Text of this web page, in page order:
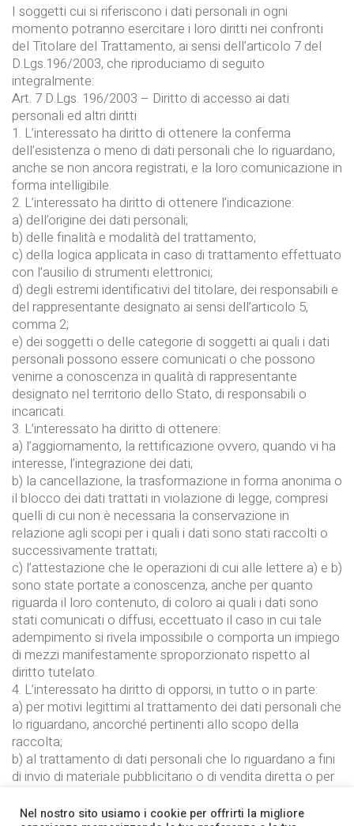
I soggetti cui si riferiscono i dati personali in ogni
momento potranno esercitare i loro diritti nei confronti
del Titolare del Trattamento, ai sensi dell’articolo 7 del
D.Lgs.196/2003, che riproduciamo di seguito
integralmente:
Art. 7 D.Lgs. 196/2003 – Diritto di accesso ai dati
personali ed altri diritti
1. L’interessato ha diritto di ottenere la conferma
dell’esistenza o meno di dati personali che lo riguardano,
anche se non ancora registrati, e la loro comunicazione in
forma intelligibile.
2. L’interessato ha diritto di ottenere l’indicazione:
a) dell’origine dei dati personali;
b) delle finalità e modalità del trattamento;
c) della logica applicata in caso di trattamento effettuato
con l’ausilio di strumenti elettronici;
d) degli estremi identificativi del titolare, dei responsabili e
del rappresentante designato ai sensi dell’articolo 5,
comma 2;
e) dei soggetti o delle categorie di soggetti ai quali i dati
personali possono essere comunicati o che possono
venirne a conoscenza in qualità di rappresentante
designato nel territorio dello Stato, di responsabili o
incaricati.
3. L’interessato ha diritto di ottenere:
a) l’aggiornamento, la rettificazione ovvero, quando vi ha
interesse, l’integrazione dei dati;
b) la cancellazione, la trasformazione in forma anonima o
il blocco dei dati trattati in violazione di legge, compresi
quelli di cui non è necessaria la conservazione in
relazione agli scopi per i quali i dati sono stati raccolti o
successivamente trattati;
c) l’attestazione che le operazioni di cui alle lettere a) e b)
sono state portate a conoscenza, anche per quanto
riguarda il loro contenuto, di coloro ai quali i dati sono
stati comunicati o diffusi, eccettuato il caso in cui tale
adempimento si rivela impossibile o comporta un impiego
di mezzi manifestamente sproporzionato rispetto al
diritto tutelato.
4. L’interessato ha diritto di opporsi, in tutto o in parte:
a) per motivi legittimi al trattamento dei dati personali che
lo riguardano, ancorché pertinenti allo scopo della
raccolta;
b) al trattamento di dati personali che lo riguardano a fini
di invio di materiale pubblicitario o di vendita diretta o per
commerciale.
Nel nostro sito usiamo i cookie per offrirti la migliore